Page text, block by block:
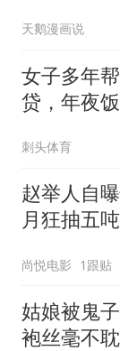
天鹅漫画说
女子多年
贷，年夜
刺头体育
赵举人自
月狂抽五
尚悦电影 1跟贴
姑娘被鬼
袍丝毫不